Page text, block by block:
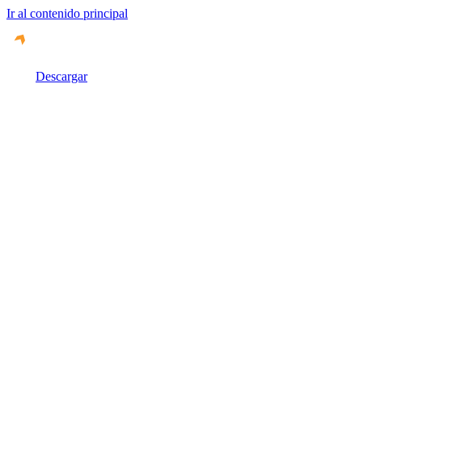
Ir al contenido principal
Descargar